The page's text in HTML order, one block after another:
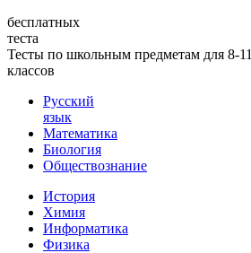
бесплатных
теста
Тесты по школьным предметам для 8-11
классов
Русский
язык
Математика
Биология
Обществознание
История
Химия
Информатика
Физика